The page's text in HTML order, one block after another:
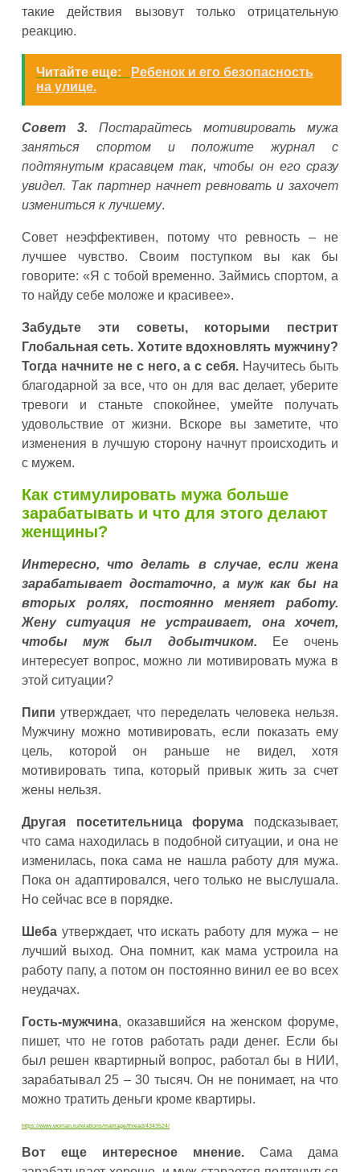
такие действия вызовут только отрицательную
реакцию.
Читайте еще:
Ребенок и его безопасность
на улице.
Совет 3. Постарайтесь мотивировать мужа
заняться спортом и положите журнал с
подтянутым красавцем так, чтобы он его сразу
увидел. Так партнер начнет ревновать и захочет
измениться к лучшему.
Совет неэффективен, потому что ревность – не
лучшее чувство. Своим поступком вы как бы
говорите: «Я с тобой временно. Займись спортом, а
то найду себе моложе и красивее».
Забудьте эти советы, которыми пестрит
Глобальная сеть. Хотите вдохновлять мужчину?
Тогда начните не с него, а с себя. Научитесь быть
благодарной за все, что он для вас делает, уберите
тревоги и станьте спокойнее, умейте получать
удовольствие от жизни. Вскоре вы заметите, что
изменения в лучшую сторону начнут происходить и
с мужем.
Как стимулировать мужа больше
зарабатывать и что для этого делают
женщины?
Интересно, что делать в случае, если жена
зарабатывает достаточно, а муж как бы на
вторых ролях, постоянно меняет работу.
Жену ситуация не устраивает, она хочет,
чтобы муж был добытчиком. Ее очень
интересует вопрос, можно ли мотивировать мужа в
этой ситуации?
Пипи утверждает, что переделать человека нельзя.
Мужчину можно мотивировать, если показать ему
цель, которой он раньше не видел, хотя
мотивировать типа, который привык жить за счет
жены нельзя.
Другая посетительница форума подсказывает,
что сама находилась в подобной ситуации, и она не
изменилась, пока сама не нашла работу для мужа.
Пока он адаптировался, чего только не выслушала.
Но сейчас все в порядке.
Шеба утверждает, что искать работу для мужа – не
лучший выход. Она помнит, как мама устроила на
работу папу, а потом он постоянно винил ее во всех
неудачах.
Гость-мужчина, оказавшийся на женском форуме,
пишет, что не готов работать ради денег. Если бы
был решен квартирный вопрос, работал бы в НИИ,
зарабатывал 25 – 30 тысяч. Он не понимает, на что
можно тратить деньги кроме квартиры.
https://www.woman.ru/relations/marriage/thread/4343524/
Вот еще интересное мнение. Сама дама